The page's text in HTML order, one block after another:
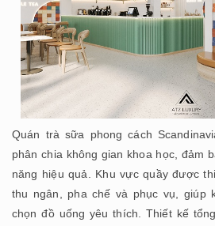
Quán trà sữa phong cách
phân chia không gian khoa học, đảm
năng hiệu quả. Khu vực quầy được
thu ngân, pha chế và phục vụ, giúp
chọn đồ uống yêu thích. Thiết kế